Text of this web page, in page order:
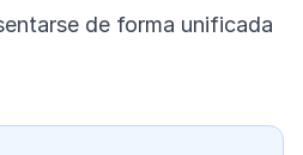
de forma unificada